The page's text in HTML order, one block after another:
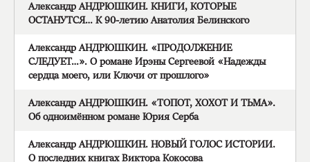
Александр АНДРЮШКИН. КНИГИ, КОТОРЫЕ
ОСТАНУТСЯ… К 90-летию Анатолия Белинского
Александр АНДРЮШКИН. «ПРОДОЛЖЕНИЕ
СЛЕДУЕТ…». О романе Ирэны Сергеевой «Надежды
сердца моего, или Ключи от прошлого»
Александр АНДРЮШКИН. «ТОПОТ, ХОХОТ И ТЬМА».
Об одноимённом романе Юрия Серба
Александр АНДРЮШКИН. НОВЫЙ ГОЛОС ИСТОРИИ.
О последних книгах Виктора Кокосова